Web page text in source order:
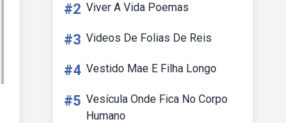
#2 Viver A Vida Poemas
#3 Videos De Folias De Reis
#4 Vestido Mae E Filha Longo
#5 Vesícula Onde Fica No Corpo
Humano